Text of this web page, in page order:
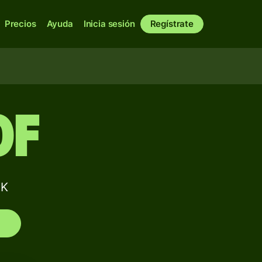
Precios Ayuda Inicia sesión Regístrate